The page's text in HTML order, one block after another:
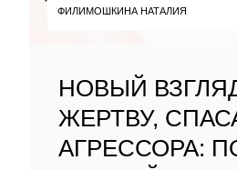
ФИЛИМОШКИНА НАТАЛИЯ
НОВЫЙ
ЖЕРТВУ,
АГРЕССОРА: